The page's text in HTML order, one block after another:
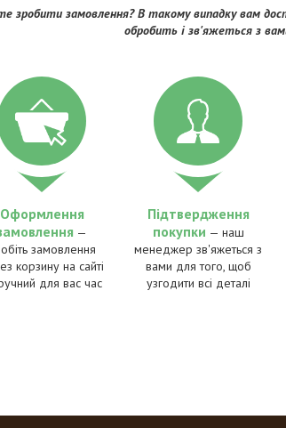
зробити замовлення? В такому випадку вам
обробить і зв'яжеться з
Оформлення
—
замовлення
корзину на сайті
для вас час
Підтвердження
покупки — наш
менеджер зв'яжеться з
вами для того, щоб
узгодити всі деталі